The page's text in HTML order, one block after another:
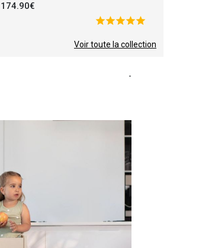
174.90€
Voir toute la collection
-